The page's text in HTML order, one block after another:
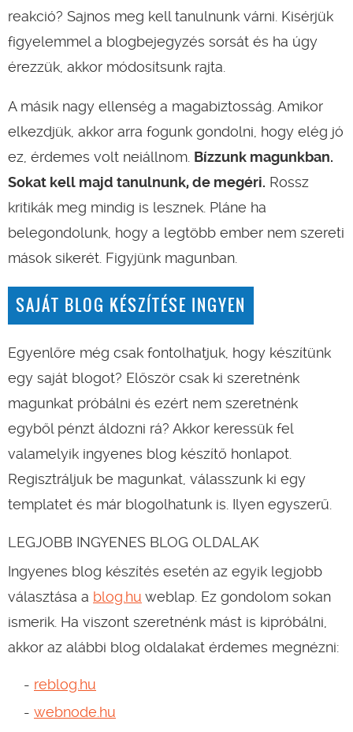
reakció? Sajnos meg kell tanulnunk várni. Kisérjük
figyelemmel a blogbejegyzés sorsát és ha úgy
érezzük, akkor módosítsunk rajta.
A másik nagy ellenség a magabiztosság. Amikor
elkezdjük, akkor arra fogunk gondolni, hogy elég jó
ez, érdemes volt neiállnom. Bízzunk magunkban.
Sokat kell majd tanulnunk, de megéri. Rossz
kritikák meg mindig is lesznek. Pláne ha
belegondolunk, hogy a legtöbb ember nem szereti
mások sikerét. Figyjünk magunban.
SAJÁT BLOG KÉSZÍTÉSE INGYEN
Egyenlőre még csak fontolhatjuk, hogy készítünk
egy saját blogot? Először csak ki szeretnénk
magunkat próbálni és ezért nem szeretnénk
egyből pénzt áldozni rá? Akkor keressük fel
valamelyik ingyenes blog készítő honlapot.
Regisztráljuk be magunkat, válasszunk ki egy
templatet és már blogolhatunk is. Ilyen egyszerű.
LEGJOBB INGYENES BLOG OLDALAK
Ingyenes blog készítés esetén az egyik legjobb
választása a blog.hu weblap. Ez gondolom sokan
ismerik. Ha viszont szeretnénk mást is kipróbálni,
akkor az alábbi blog oldalakat érdemes megnézni:
reblog.hu
webnode.hu